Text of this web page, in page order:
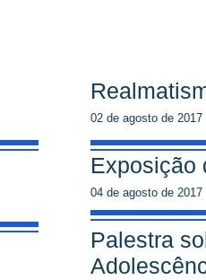
02 de agosto de 2017
Exposição
04 de agosto de 2017
Palestra